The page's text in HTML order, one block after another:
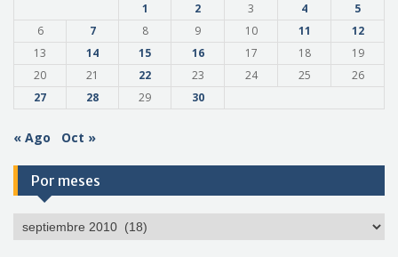
1
2 3 4
5
6
7 8 9 10 11
12
13
14 15 16 17 18
19
20
21 22 23 24 25
26
27
28 29 30
« Ago Oct »
Por meses
Por